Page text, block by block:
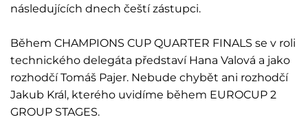
následujících dnech čeští zástupci.
Během CHAMPIONS CUP QUARTER FINALS se v roli
technického delegáta představí Hana Valová a jako
rozhodčí Tomáš Pajer. Nebude chybět ani rozhodčí
Jakub Král, kterého uvidíme během EUROCUP 2
GROUP STAGES.